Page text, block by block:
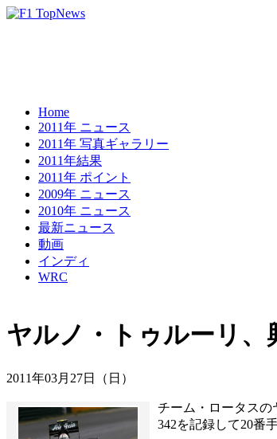
Home
2011年 ニュース
2011年 写真ギャラリー
2011年結果
2011年 ポイント
2009年 ニュース
2010年 ニュース
最新ニュース
動画
インディ
WRC
ヤルノ・トゥルーリ
2011年03月27日（日）
チーム・ロータスの
342を記録して20番